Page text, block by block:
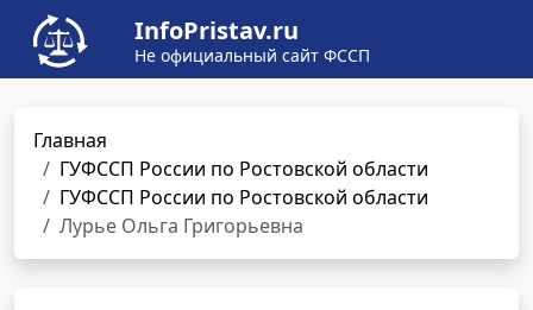
InfoPristav.ru
Не официальный сайт ФССП
Главная
ГУФССП России по Ростовской области
ГУФССП России по Ростовской области
Лурье Ольга Григорьевна